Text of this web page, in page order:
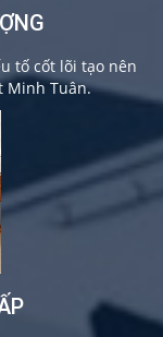
tố cốt lõi tạo nên
Minh Tuân.